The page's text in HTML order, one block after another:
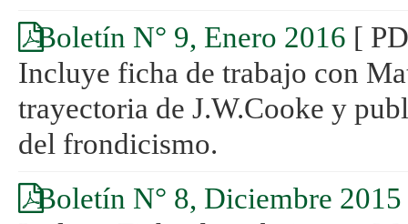
Boletín N° 9, Enero 2016 [
Incluye ficha de trabajo con
trayectoria de J.W.Cooke y
del frondicismo.
Boletín N° 8, Diciembre 2015